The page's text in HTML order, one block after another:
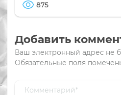
875
Добавить
Ваш электронный адрес не
Обязательные поля